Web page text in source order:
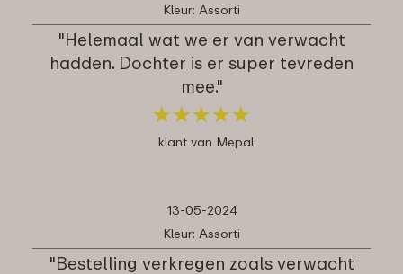
Kleur: Assorti
"Helemaal wat we er van verwacht
hadden. Dochter is er super tevreden
mee."
★★★★★
★★★★★
klant van Mepal
13-05-2024
Kleur: Assorti
"Bestelling verkregen zoals verwacht